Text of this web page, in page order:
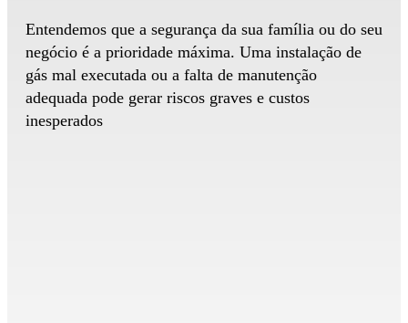
Entendemos que a segurança da sua família ou do seu
negócio é a prioridade máxima. Uma instalação de
gás mal executada ou a falta de manutenção
adequada pode gerar riscos graves e custos
inesperados